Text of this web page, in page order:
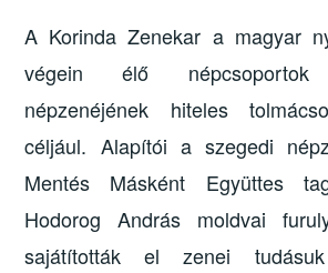
A Korinda Zenekar a magyar
végein élő népcsoportok
népzenéjének hiteles
céljául. Alapítói a szegedi
Mentés Másként Együttes
Hodorog András moldvai
sajátították el zenei